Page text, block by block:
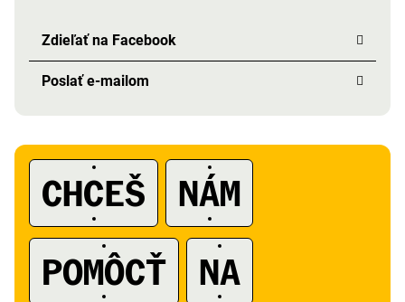
Zdieľať na Facebook
Poslať e-mailom
CHCEŠ
NÁM
POMÔCŤ
NA